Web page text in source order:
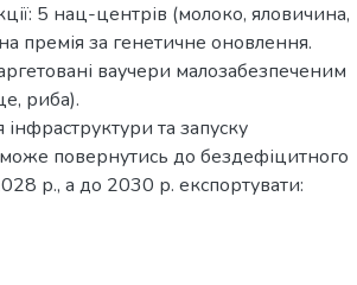
5 нац-центрів (молоко, яловичина,
премія за генетичне оновлення.
ваучери малозабезпеченим
риба).
та запуску
повернутись до бездефіцитного
р., а до 2030 р. експортувати: